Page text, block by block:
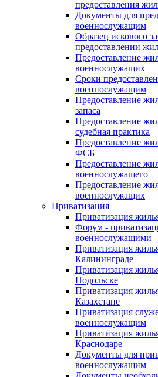
предоставления
Документы для
военнослужащим
Образец искового
предоставлении
Предоставление
военнослужащих
Сроки
военнослужащим
Предоставление
запаса
Предоставление
судебная практика
Предоставление
ФСБ
Предоставление
военнослужащего
Предоставление
военнослужащих
Приватизация
Приватизация
Форум -
военнослужащими
Приватизация
Калининграде
Приватизация
Подольске
Приватизация
Казахстане
Приватизация
военнослужащим
Приватизация
Краснодаре
Документы для
военнослужащим